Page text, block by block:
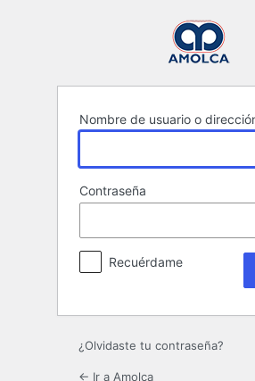
Nombre de usuario o
Contraseña
Recuérdame
¿Olvidaste tu contraseña?
← Ir a Amolca